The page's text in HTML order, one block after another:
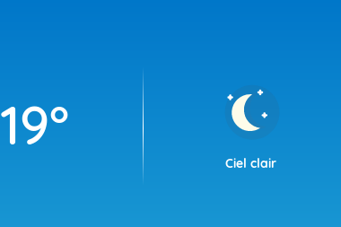
19°
Ciel clair